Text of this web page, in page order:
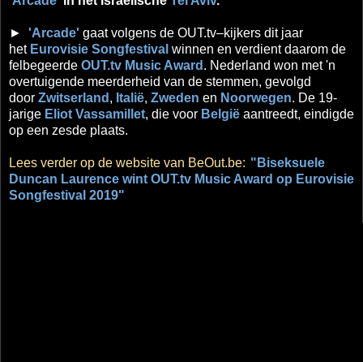
► 'Arcade' gaat volgens de OUT.tv–kijkers dit jaar
het Eurovisie Songfestival winnen en verdient daarom de
felbegeerde OUT.tv Music Award . Nederland won met 'n
overtuigende meerderheid van de stemmen, gevolgd
door Zwitserland , Italië, Zweden en Noorwegen. De 19-
jarige Eliot Vassamillet, die voor België aantreedt, eindigde
op een zesde plaats.
Lees verder op de website van BeOut.be: "Biseksuele
Duncan Laurence wint OUT.tv Music Award op Eurovisie
Songfestival 2019"